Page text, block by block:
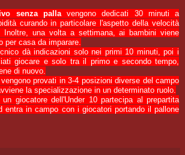
senza pallavengono dedicati 30 minuti a
curando in particolare l'aspetto della velocità
una volta a settimana, ai bambini viene
per casa da imparare.
dà indicazioni solo nei primi 10 minuti, poi i
giocare e solo tra il primo e secondo tempo,
di nuovo.
provati in 3-4 posizioni diverse del campo
la specializzazione in un determinato ruolo.
un giocatore dell'Under 10 partecipa al prepartita
entra in campo con i giocatori portando il pallone